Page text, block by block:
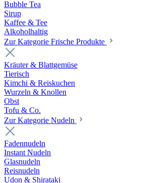
Bubble Tea
Sirup
Kaffee & Tee
Alkoholhaltig
Zur Kategorie Frische Produkte
Kräuter & Blattgemüse
Tierisch
Kimchi & Reiskuchen
Wurzeln & Knollen
Obst
Tofu & Co.
Zur Kategorie Nudeln
Fadennudeln
Instant Nudeln
Glasnudeln
Reisnudeln
Udon & Shirataki